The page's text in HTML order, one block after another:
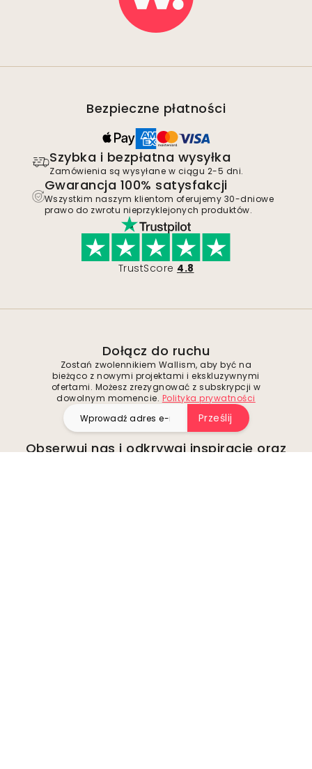
Bezpieczne płatności
Szybka i bezpłatna wysyłka
Zamówienia są wysyłane w ciągu 2-5 dni.
Gwarancja 100% satysfakcji
Wszystkim naszym klientom oferujemy 30-dniowe
prawo do zwrotu nieprzyklejonych produktów.
TrustScore 4.8
Dołącz do ruchu
Zostań zwolennikiem Wallism, aby być na
bieżąco z nowymi projektami i ekskluzywnymi
ofertami. Możesz zrezygnować z subskrypcji w
dowolnym momencie. Polityka prywatności
Prześlij
Obserwuj nas i odkrywaj inspiracje oraz